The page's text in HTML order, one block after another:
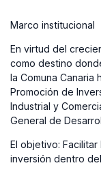
Marco institucional
En virtud del
como destino
la Comuna Canaria
Promoción de
Industrial y
General de
El objetivo:
inversión dentro